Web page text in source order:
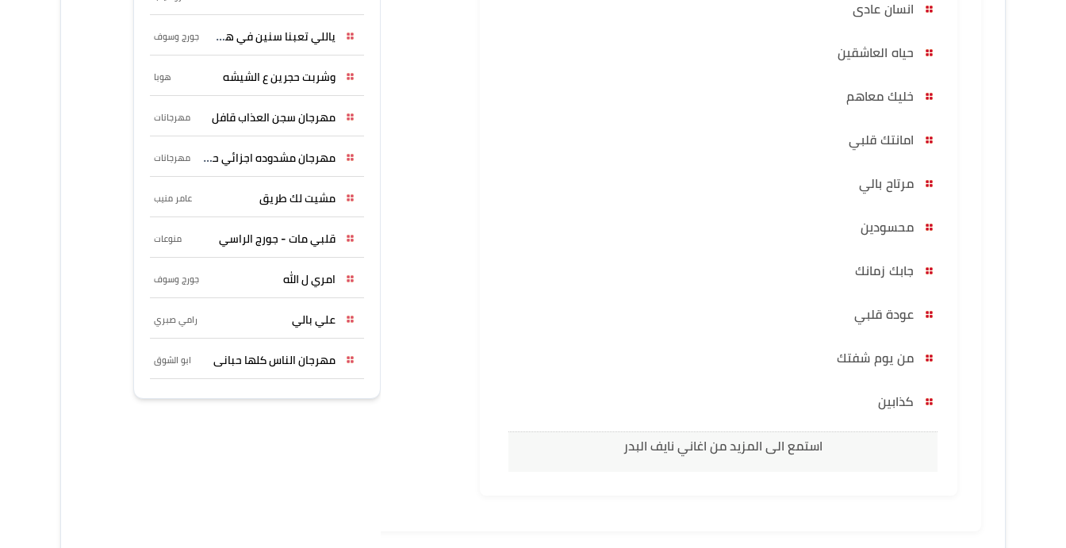
انسان عادى
حياه العاشقين
خليك معاهم
امانتك قلبي
مرتاح بالي
محسودين
جابك زمانك
عودة قلبي
من يوم شفتك
كذابين
استمع الى المزيد من اغاني نايف البدر
ياللي تعبنا سنين في هواه جورج وسوف
وشربت حجرين ع الشيشه هوبا
مهرجان سجن العذاب قافل مهرجانات
مهرجان مشدوده اجزائي حربونى مهرجانات
مشيت لك طريق عامر منيب
قلبي مات - جورج الراسي منوعات
امري ل الله جورج وسوف
علي بالي رامي صبري
مهرجان الناس كلها حبانى ابو الشوق